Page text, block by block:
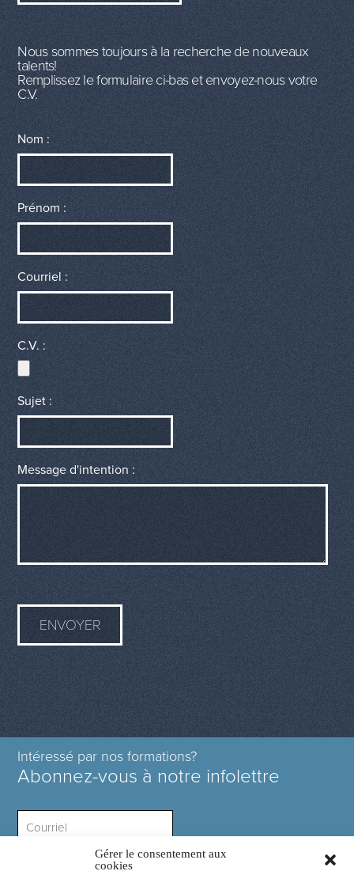
Gérer le consentement aux
cookies
Nous sommes toujours à la recherche de nouveaux
talents!
Remplissez le formulaire ci-bas et envoyez-nous votre
C.V.
Nom :
Prénom :
Courriel :
C.V. :
Sujet :
Message d'intention :
Intéressé par nos formations?
Abonnez-vous à notre infolettre